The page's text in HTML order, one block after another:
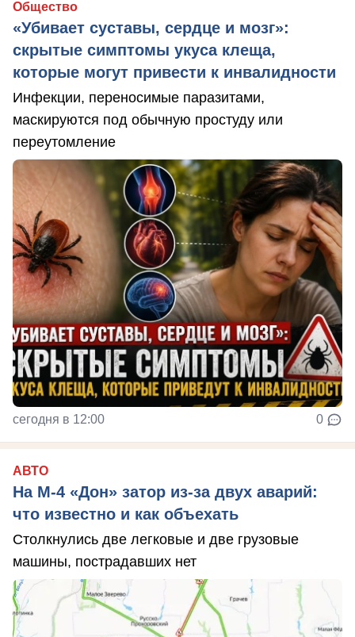
Общество
«Убивает суставы, сердце и мозг»:
скрытые симптомы укуса клеща,
которые могут привести к инвалидности
Инфекции, переносимые паразитами,
маскируются под обычную простуду или
переутомление
сегодня в 12:00 0
АВТО
На М‑4 «Дон» затор из‑за двух аварий:
что известно и как объехать
Столкнулись две легковые и две грузовые
машины, пострадавших нет